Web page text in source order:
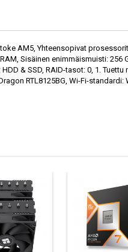
AM5, Yhteensopivat
Sisäinen enimmäismuisti:
& SSD, RAID-tasot: 0, 1.
RTL8125BG, Wi-Fi-standardi: